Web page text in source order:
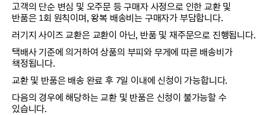
고객의 단순 변심 및 오주문 등 구매자 사정으로 인한 교환 및
반품은 1회 원칙이며, 왕복 배송비는 구매자가 부담합니다.
러기지 사이즈 교환은 교환이 아닌, 반품 및 재주문으로 진행됩니다.
택배사 기준에 의거하여 상품의 부피와 무게에 따른 배송비가
책정됩니다.
교환 및 반품은 배송 완료 후 7일 이내에 신청이 가능합니다.
다음의 경우에 해당하는 교환 및 반품은 신청이 불가능할 수
있습니다.